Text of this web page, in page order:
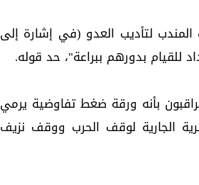
لتأديب العدو (في إشارة إلى
للقيام بدورهم ببراعة"، حد قوله.
بأنه ورقة ضغط تفاوضية يرمي
الجارية لوقف الحرب ووقف نزيف